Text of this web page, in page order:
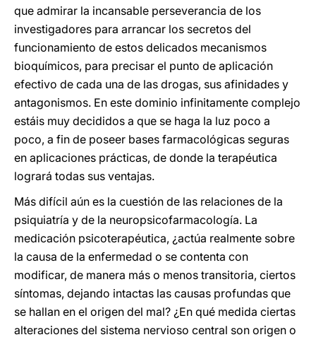
que admirar la incansable perseverancia de los
investigadores para arrancar los secretos del
funcionamiento de estos delicados mecanismos
bioquímicos, para precisar el punto de aplicación
efectivo de cada una de las drogas, sus afinidades y
antagonismos. En este dominio infinitamente complejo
estáis muy decididos a que se haga la luz poco a
poco, a fin de poseer bases farmacológicas seguras
en aplicaciones prácticas, de donde la terapéutica
logrará todas sus ventajas.
Más difícil aún es la cuestión de las relaciones de la
psiquiatría y de la neuropsicofarmacología. La
medicación psicoterapéutica, ¿actúa realmente sobre
la causa de la enfermedad o se contenta con
modificar, de manera más o menos transitoria, ciertos
síntomas, dejando intactas las causas profundas que
se hallan en el origen del mal? ¿En qué medida ciertas
alteraciones del sistema nervioso central son origen o